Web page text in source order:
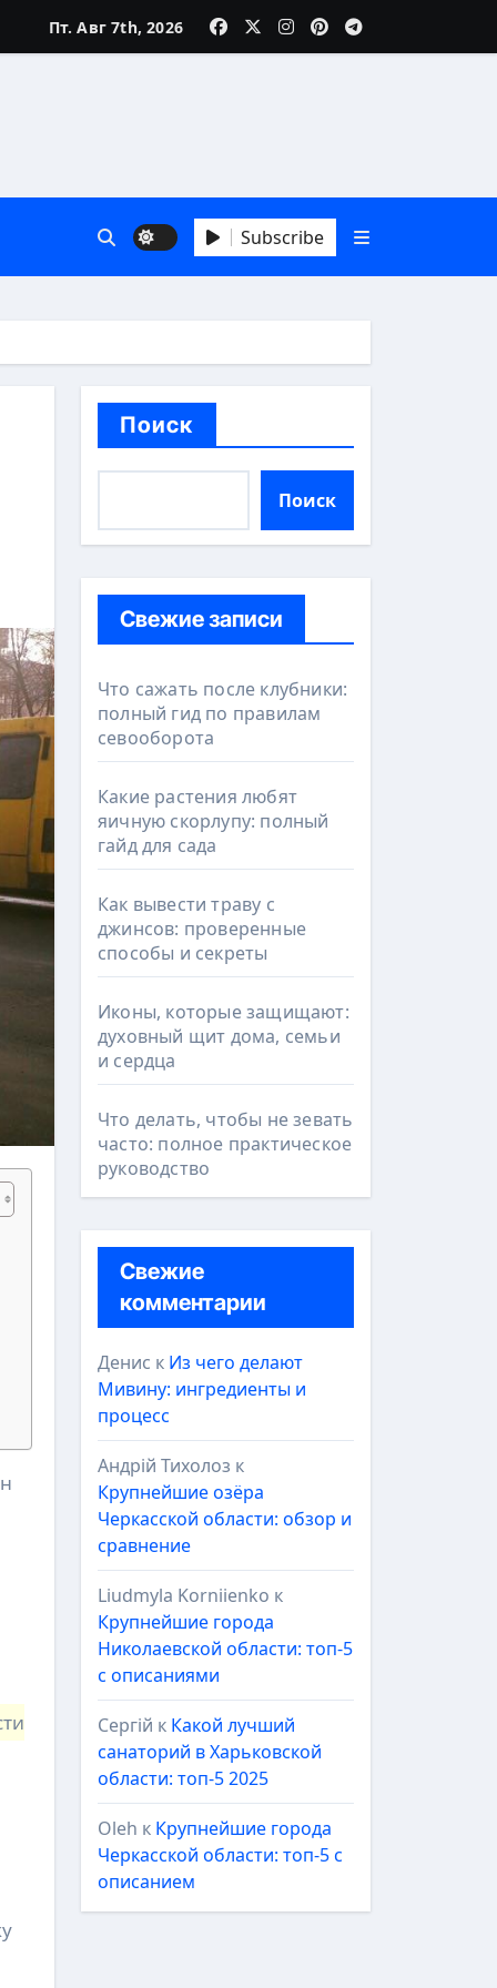
Пт. Авг 7th, 2026
Subscribe
Поиск
Поиск
Свежие записи
Что сажать после клубники:
полный гид по правилам
севооборота
Какие растения любят
яичную скорлупу: полный
гайд для сада
Как вывести траву с
джинсов: проверенные
способы и секреты
Иконы, которые защищают:
духовный щит дома, семьи
и сердца
Что делать, чтобы не зевать
часто: полное практическое
руководство
Свежие
комментарии
Денис к Из чего делают
Мивину: ингредиенты и
процесс
Андрій Тихолоз к
Крупнейшие озёра
Черкасской области: обзор и
сравнение
Liudmyla Korniienko к
Крупнейшие города
Николаевской области: топ-5
с описаниями
Сергій к Какой лучший
санаторий в Харьковской
области: топ-5 2025
Oleh к Крупнейшие города
Черкасской области: топ-5 с
описанием